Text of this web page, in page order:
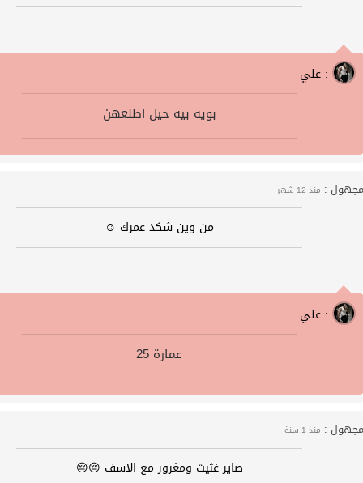
علي :
بويه بيه حيل اطلعهن
مجهول : منذ 12 شهر
من وين شكد عمرك ☺️
علي :
عمارة 25
مجهول : منذ 1 سنة
صاير غثيث ومغرور مع الاسف 😔😔